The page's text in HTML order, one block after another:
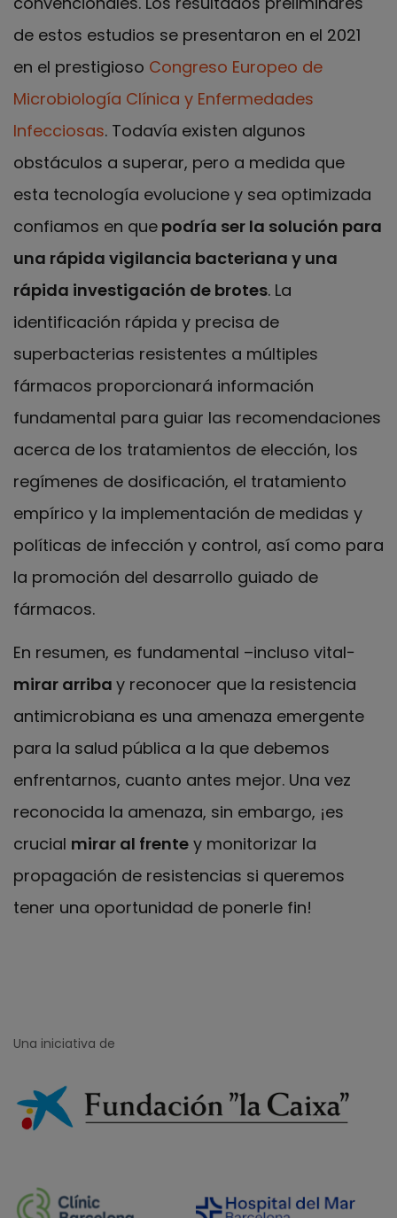
de estos estudios se presentaron en el 2021
en el prestigioso Congreso Europeo de
Microbiología Clínica y Enfermedades
Infecciosas. Todavía existen algunos
obstáculos a superar, pero a medida que
esta tecnología evolucione y sea optimizada
confiamos en que podría ser la solución para
una rápida vigilancia bacteriana y una
rápida investigación de brotes. La
identificación rápida y precisa de
superbacterias resistentes a múltiples
fármacos proporcionará información
fundamental para guiar las recomendaciones
acerca de los tratamientos de elección, los
regímenes de dosificación, el tratamiento
empírico y la implementación de medidas y
políticas de infección y control, así como para
la promoción del desarrollo guiado de
fármacos.
En resumen, es fundamental –incluso vital−
mirar arriba y reconocer que la resistencia
antimicrobiana es una amenaza emergente
para la salud pública a la que debemos
enfrentarnos, cuanto antes mejor. Una vez
reconocida la amenaza, sin embargo, ¡es
crucial mirar al frente y monitorizar la
propagación de resistencias si queremos
tener una oportunidad de ponerle fin!
Una iniciativa de